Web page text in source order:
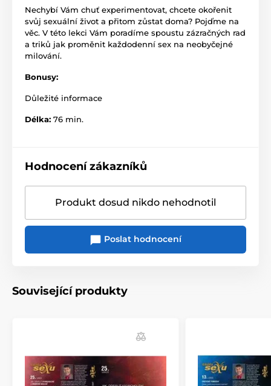
Nechybí Vám chuť experimentovat, chcete okořenit
svůj sexuální život a přitom zůstat doma? Pojďme na
věc. V této lekci Vám poradíme spoustu zázračných rad
a triků jak proměnit každodenní sex na neobyčejné
milování.
Bonusy:
Důležité informace
Délka: 76 min.
Hodnocení zákazníků
Produkt dosud nikdo nehodnotil
Poslat hodnocení
Související produkty